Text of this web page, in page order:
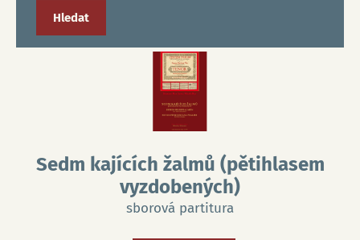
Sedm kajících žalmů (pětihlasem
vyzdobených)
sborová partitura